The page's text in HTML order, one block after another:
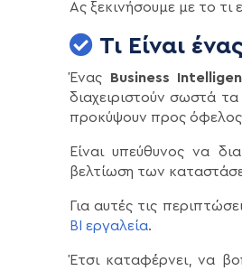
Ας ξεκινήσουμε με το τι
Τι Είναι
Ένας Business
διαχειριστούν σωστά
προκύψουν προς όφελος
Είναι υπεύθυνος να
βελτίωση των
Για αυτές τις
BI εργαλεία.
Έτσι καταφέρνει, να